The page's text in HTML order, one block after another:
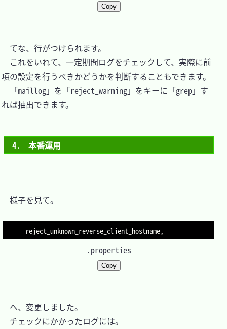
Copy
てな、行がつけられます。
これをいれて、一定期間ログをチェックして、実際に前
項の設定を行うべきかどうかを判断することもできます。
「maillog」を「reject_warning」をキーに「grep」す
れば抽出できます。
4.　本番運用
様子を見て。
.properties
Copy
へ、変更しました。
チェックにかかったログには。